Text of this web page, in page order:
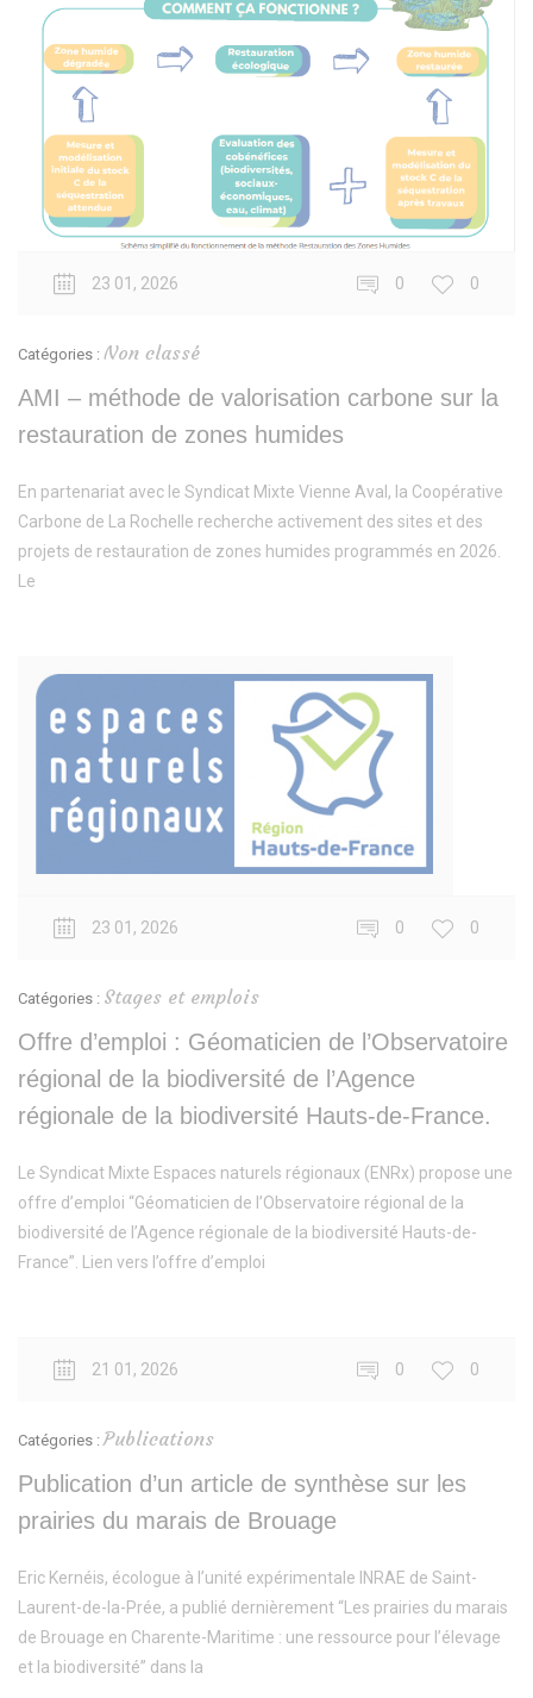
23 01, 2026 0 0
Catégories : Non classé
AMI – méthode de valorisation carbone sur la
restauration de zones humides
En partenariat avec le Syndicat Mixte Vienne Aval, la Coopérative
Carbone de La Rochelle recherche activement des sites et des
projets de restauration de zones humides programmés en 2026.
Le
23 01, 2026 0 0
Catégories : Stages et emplois
Offre d’emploi : Géomaticien de l’Observatoire
régional de la biodiversité de l’Agence
régionale de la biodiversité Hauts-de-France.
Le Syndicat Mixte Espaces naturels régionaux (ENRx) propose une
offre d’emploi “Géomaticien de l’Observatoire régional de la
biodiversité de l’Agence régionale de la biodiversité Hauts-de-
France”. Lien vers l’offre d’emploi
21 01, 2026 0 0
Catégories :Publications
Publication d’un article de synthèse sur les
prairies du marais de Brouage
Eric Kernéis, écologue à l’unité expérimentale INRAE de Saint-
Laurent-de-la-Prée, a publié dernièrement “Les prairies du marais
de Brouage en Charente-Maritime : une ressource pour l’élevage
et la biodiversité” dans la